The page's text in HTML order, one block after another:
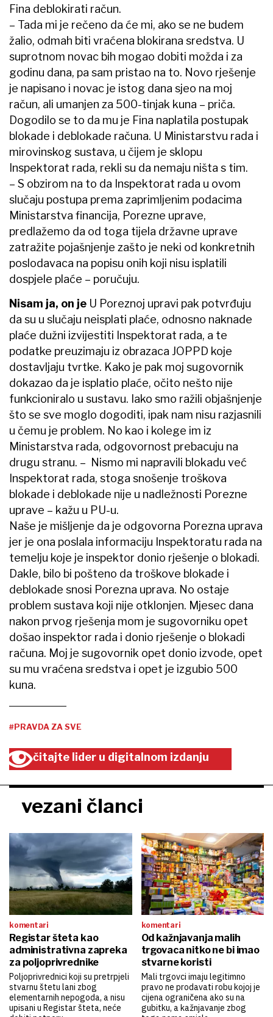
Fina deblokirati račun.
– Tada mi je rečeno da će mi, ako se ne budem
žalio, odmah biti vraćena blokirana sredstva. U
suprotnom novac bih mogao dobiti možda i za
godinu dana, pa sam pristao na to. Novo rješenje
je napisano i novac je istog dana sjeo na moj
račun, ali umanjen za 500-tinjak kuna – priča.
Dogodilo se to da mu je Fina naplatila postupak
blokade i deblokade računa. U Ministarstvu rada i
mirovinskog sustava, u čijem je sklopu
Inspektorat rada, rekli su da nemaju ništa s tim.
– S obzirom na to da Inspektorat rada u ovom
slučaju postupa prema zaprimljenim podacima
Ministarstva financija, Porezne uprave,
predlažemo da od toga tijela državne uprave
zatražite pojašnjenje zašto je neki od konkretnih
poslodavaca na popisu onih koji nisu isplatili
dospjele plaće – poručuju.
Nisam ja, on je U Poreznoj upravi pak potvrđuju
da su u slučaju neisplati plaće, odnosno naknade
plaće dužni izvijestiti Inspektorat rada, a te
podatke preuzimaju iz obrazaca JOPPD koje
dostavljaju tvrtke. Kako je pak moj sugovornik
dokazao da je isplatio plaće, očito nešto nije
funkcioniralo u sustavu. Iako smo ražili objašnjenje
što se sve moglo dogoditi, ipak nam nisu razjasnili
u čemu je problem. No kao i kolege im iz
Ministarstva rada, odgovornost prebacuju na
drugu stranu. – Nismo mi napravili blokadu već
Inspektorat rada, stoga snošenje troškova
blokade i deblokade nije u nadležnosti Porezne
uprave – kažu u PU-u.
Naše je mišljenje da je odgovorna Porezna uprava
jer je ona poslala informaciju Inspektoratu rada na
temelju koje je inspektor donio rješenje o blokadi.
Dakle, bilo bi pošteno da troškove blokade i
deblokade snosi Porezna uprava. No ostaje
problem sustava koji nije otklonjen. Mjesec dana
nakon prvog rješenja mom je sugovorniku opet
došao inspektor rada i donio rješenje o blokadi
računa. Moj je sugovornik opet donio izvode, opet
su mu vraćena sredstva i opet je izgubio 500
kuna.
#PRAVDA ZA SVE
čitajte lider u digitalnom izdanju
vezani članci
komentari
Registar šteta kao
administrativna zapreka
za poljoprivrednike
Poljoprivrednici koji su pretrpjeli
stvarnu štetu lani zbog
elementarnih nepogoda, a nisu
upisani u Registar šteta, neće
komentari
Od kažnjavanja malih
trgovaca nitko ne bi imao
stvarne koristi
Mali trgovci imaju legitimno
pravo ne prodavati robu kojoj je
cijena ograničena ako su na
gubitku, a kažnjavanje zbog